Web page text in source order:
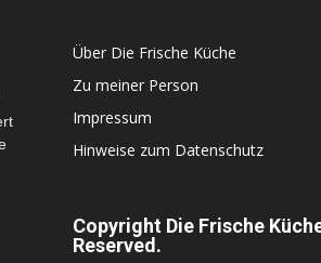
Über Die Frische Küche
Zu meiner Person
Impressum
Hinweise zum Datenschutz
Copyright Die Frische
Reserved.